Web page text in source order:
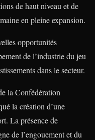
de haut niveau et de
en pleine expansion.
opportunités
de l’industrie du jeu
dans le secteur.
la Confédération
la création d’une
La présence de
de l’engouement et du